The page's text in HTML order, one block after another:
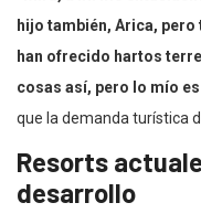
hijo también, Arica,
han ofrecido hartos
cosas así, pero lo mío
que la demanda turística
Resorts
desarrollo